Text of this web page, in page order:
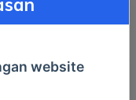
website